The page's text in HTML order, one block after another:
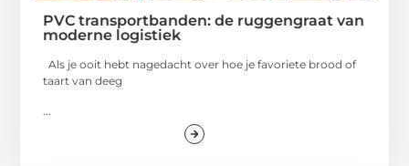
PVC transportbanden: de ruggengraat van
moderne logistiek
Als je ooit hebt nagedacht over hoe je favoriete brood of
taart van deeg